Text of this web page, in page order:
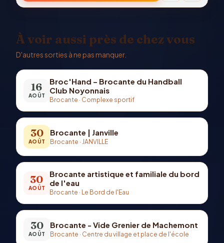
À voir aussi près de chez vous
D'autres sorties à ne pas manquer.
16
AOÛT
Broc'Hand – Brocante du Handball
Club Noyonnais
Brocante · Complexe sportif
30
AOÛT
Brocante | Janville
Brocante · JANVILLE
30
AOÛT
Brocante artistique et familiale du bord
de l'eau
Brocante · Le Bord de l'Eau
30
AOÛT
Brocante - Vide Grenier de Machemont
Brocante · Centre du village et place de l'école